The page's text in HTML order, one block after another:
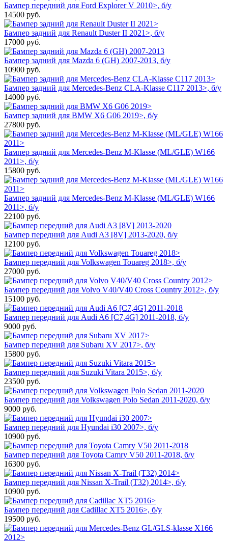
Бампер передний для Ford Explorer V 2010>, б/у
14500 руб.
Бампер задний для Renault Duster II 2021>, б/у
17000 руб.
Бампер задний для Mazda 6 (GH) 2007-2013, б/у
10900 руб.
Бампер задний для Mercedes-Benz CLA-Klasse C117 2013>, б/у
14000 руб.
Бампер задний для BMW X6 G06 2019>, б/у
27800 руб.
Бампер задний для Mercedes-Benz M-Klasse (ML/GLE) W166
2011>, б/у
15800 руб.
Бампер задний для Mercedes-Benz M-Klasse (ML/GLE) W166
2011>, б/у
22100 руб.
Бампер передний для Audi A3 [8V] 2013-2020, б/у
12100 руб.
Бампер передний для Volkswagen Touareg 2018>, б/у
27000 руб.
Бампер передний для Volvo V40/V40 Cross Country 2012>, б/у
15100 руб.
Бампер передний для Audi A6 [C7,4G] 2011-2018, б/у
9000 руб.
Бампер передний для Subaru XV 2017>, б/у
15800 руб.
Бампер передний для Suzuki Vitara 2015>, б/у
23500 руб.
Бампер передний для Volkswagen Polo Sedan 2011-2020, б/у
9000 руб.
Бампер передний для Hyundai i30 2007>, б/у
10900 руб.
Бампер передний для Toyota Camry V50 2011-2018, б/у
16300 руб.
Бампер передний для Nissan X-Trail (T32) 2014>, б/у
10900 руб.
Бампер передний для Cadillac XT5 2016>, б/у
19500 руб.